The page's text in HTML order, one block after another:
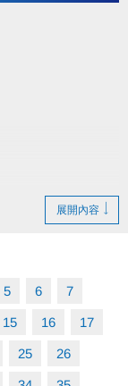
展開內容
5 6 7
15 16 17
25 26